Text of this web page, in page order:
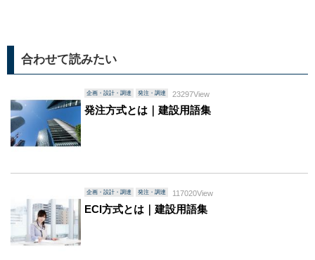
合わせて読みたい
企画・設計・調達 発注・調達 23297View
発注方式とは｜建設用語集
企画・設計・調達 発注・調達 117020View
ECI方式とは｜建設用語集